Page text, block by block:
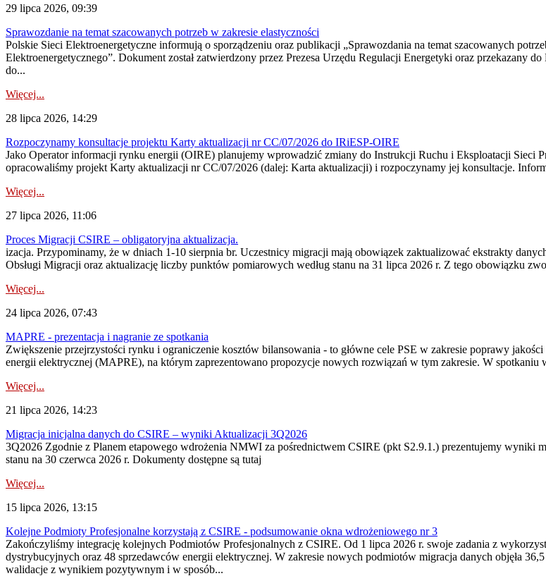
29 lipca 2026, 09:39
Sprawozdanie na temat szacowanych potrzeb w zakresie elastyczności
Polskie Sieci Elektroenergetyczne informują o sporządzeniu oraz publikacji „Sprawozdania na temat szacowanych
Elektroenergetycznego”. Dokument został zatwierdzony przez Prezesa Urzędu Regulacji Energetyki oraz przekazany
do...
Więcej...
28 lipca 2026, 14:29
Rozpoczynamy konsultacje projektu Karty aktualizacji nr CC/07/2026 do IRiESP-OIRE
Jako Operator informacji rynku energii (OIRE) planujemy wprowadzić zmiany do Instrukcji Ruchu i Eksploatacji Sieci
opracowaliśmy projekt Karty aktualizacji nr CC/07/2026 (dalej: Karta aktualizacji) i rozpoczynamy jej konsultacje.
Więcej...
27 lipca 2026, 11:06
Proces Migracji CSIRE – obligatoryjna aktualizacja.
izacja. Przypominamy, że w dniach 1-10 sierpnia br. Uczestnicy migracji mają obowiązek zaktualizować ekstrakty
Obsługi Migracji oraz aktualizację liczby punktów pomiarowych według stanu na 31 lipca 2026 r. Z tego obowiązku
Więcej...
24 lipca 2026, 07:43
MAPRE - prezentacja i nagranie ze spotkania
Zwiększenie przejrzystości rynku i ograniczenie kosztów bilansowania - to główne cele PSE w zakresie poprawy
energii elektrycznej (MAPRE), na którym zaprezentowano propozycje nowych rozwiązań w tym zakresie. W spotkaniu
Więcej...
21 lipca 2026, 14:23
Migracja inicjalna danych do CSIRE – wyniki Aktualizacji 3Q2026
3Q2026 Zgodnie z Planem etapowego wdrożenia NMWI za pośrednictwem CSIRE (pkt S2.9.1.) prezentujemy
stanu na 30 czerwca 2026 r. Dokumenty dostępne są tutaj
Więcej...
15 lipca 2026, 13:15
Kolejne Podmioty Profesjonalne korzystają z CSIRE - podsumowanie okna wdrożeniowego nr 3
Zakończyliśmy integrację kolejnych Podmiotów Profesjonalnych z CSIRE. Od 1 lipca 2026 r. swoje zadania z
dystrybucyjnych oraz 48 sprzedawców energii elektrycznej. W zakresie nowych podmiotów migracja danych objęła
walidacje z wynikiem pozytywnym i w sposób...